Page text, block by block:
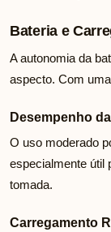
Bateria e
A autonomia da
aspecto. Com
Desempenho
O uso moderado
especialmente útil
tomada.
Carregamento